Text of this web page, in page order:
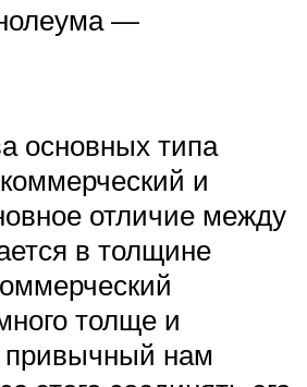
—
основных типа
и
отличие между
в толщине
толще и
привычный нам